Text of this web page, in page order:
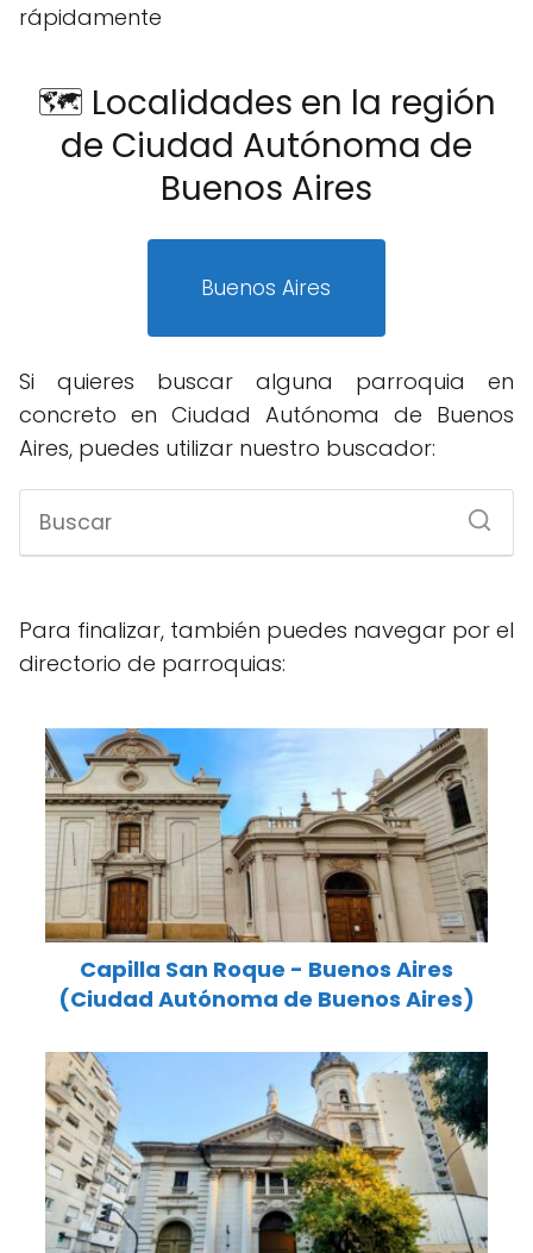
rápidamente
🗺️ Localidades en la región
de Ciudad Autónoma de
Buenos Aires
Buenos Aires
Si quieres buscar alguna parroquia en
concreto en Ciudad Autónoma de Buenos
Aires, puedes utilizar nuestro buscador:
Para finalizar, también puedes navegar por el
directorio de parroquias:
Capilla San Roque - Buenos Aires
(Ciudad Autónoma de Buenos Aires)